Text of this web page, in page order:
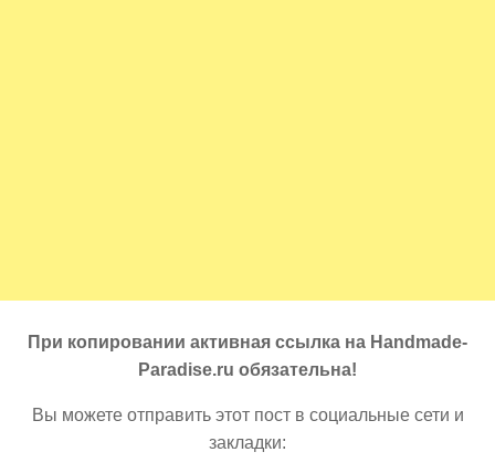
При копировании активная ссылка на Handmade-
Paradise.ru обязательна!
Вы можете отправить этот пост в социальные сети и
закладки: